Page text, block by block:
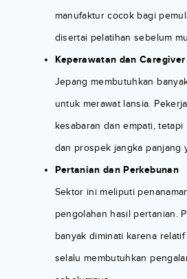
manufaktur cocok bagi
disertai pelatihan sebelum
Keperawatan dan Caregiver
Jepang membutuhkan
untuk merawat lansia.
kesabaran dan empati, tetapi
dan prospek jangka panjang
Pertanian dan Perkebunan
Sektor ini meliputi
pengolahan hasil pertanian.
banyak diminati karena
selalu membutuhkan